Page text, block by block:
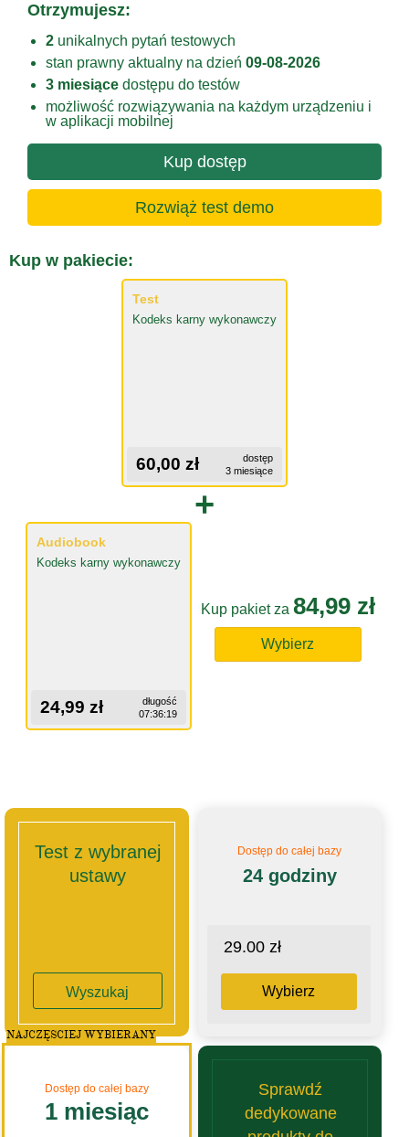
Otrzymujesz:
2 unikalnych pytań testowych
stan prawny aktualny na dzień 09-08-2026
3 miesiące dostępu do testów
możliwość rozwiązywania na każdym urządzeniu i
w aplikacji mobilnej
Kup dostęp
Rozwiąż test demo
Kup w pakiecie:
Test
Kodeks karny wykonawczy
60,00 zł
dostęp
3 miesiące
+
Audiobook
Kodeks karny wykonawczy
24,99 zł
długość
07:36:19
Kup pakiet za 84,99 zł
Wybierz
Test z wybranej
ustawy
Wyszukaj
Dostęp do całej bazy
24 godziny
29.00 zł
Wybierz
Dostęp do całej bazy
1 miesiąc
NAJCZĘSCIEJ WYBIERANY
Sprawdź
dedykowane